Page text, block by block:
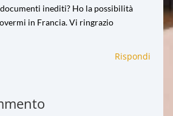
inediti? Ho la possibilità
in Francia. Vi ringrazio
Rispondi